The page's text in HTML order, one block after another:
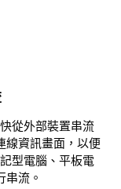
從外部裝置串流
線資訊畫面，以便
型電腦、平板電
流。